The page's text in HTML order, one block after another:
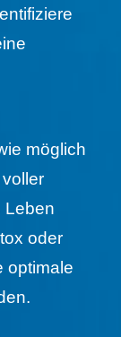
möglich
Leben
oder
optimale